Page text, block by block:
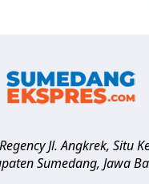
Jl. Angkrek, Situ
Sumedang, Jawa